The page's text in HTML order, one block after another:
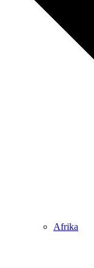
Afrika